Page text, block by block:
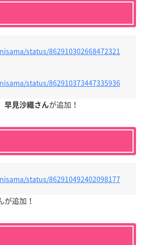
status/862910302668472321
status/862910373447335936
早見沙織さんが追加！
status/862910492402098177
が追加！